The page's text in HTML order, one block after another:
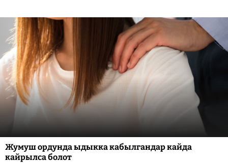
Жумуш ордунда ыдыкка кабылгандар кайда
кайрылса болот